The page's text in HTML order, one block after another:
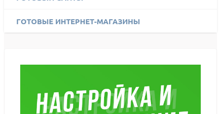
ГОТОВЫЕ ИНТЕРНЕТ-МАГАЗИНЫ